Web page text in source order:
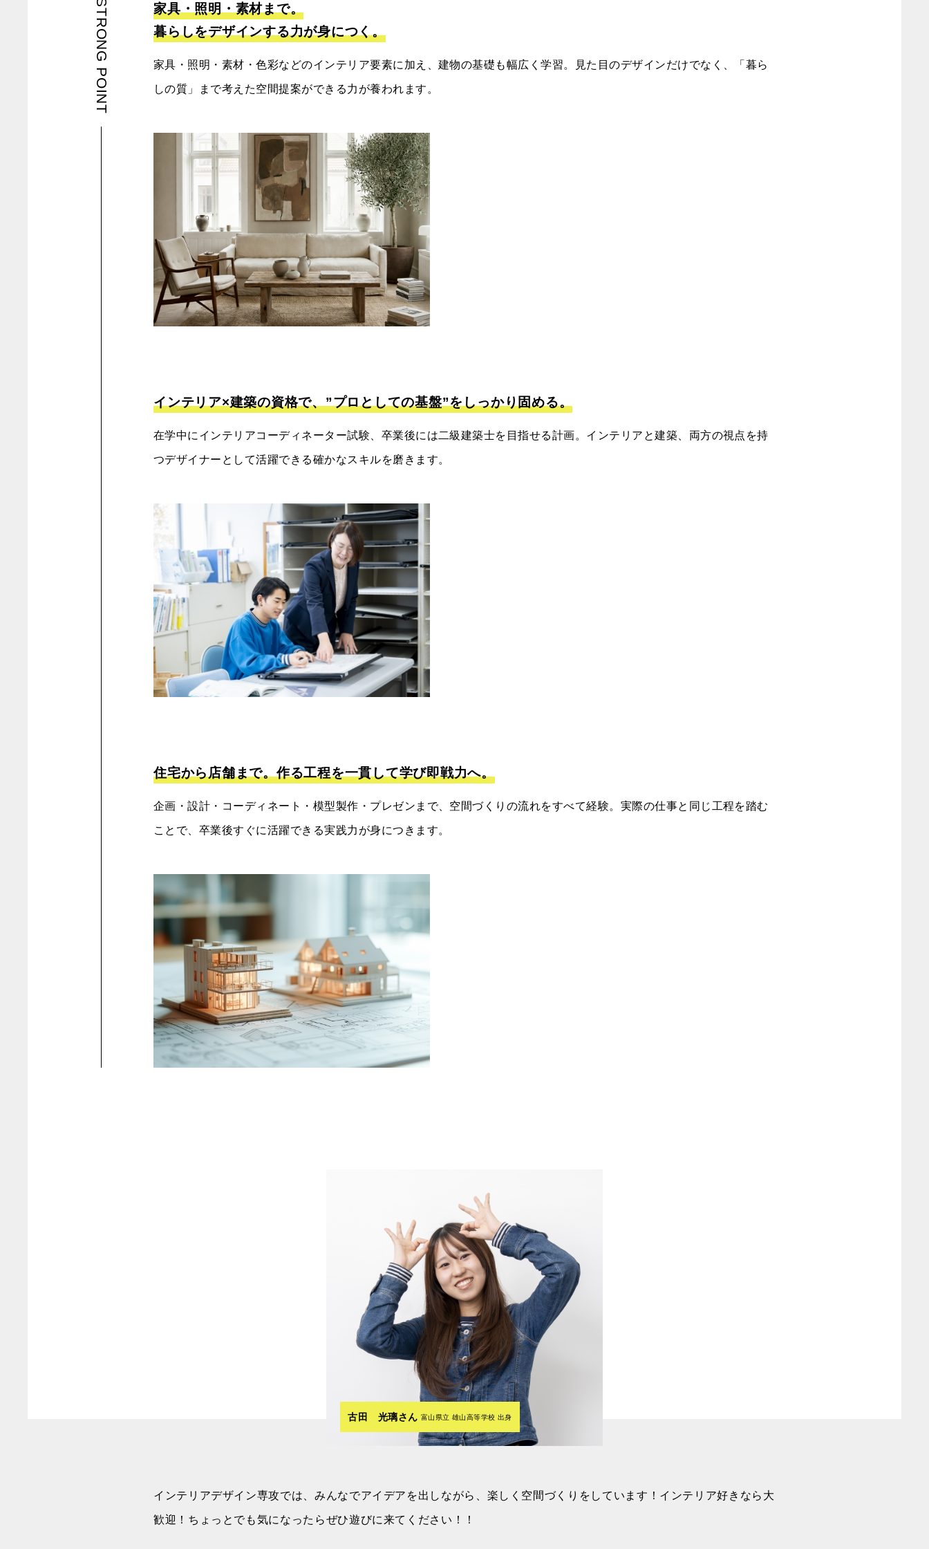
STRONG POINT
家具・照明・素材まで。
暮らしをデザインする力が身につく。
家具・照明・素材・色彩などのインテリア要素に加え、建物の基礎も幅広く学習。見た目のデザインだけでなく、「暮ら
しの質」まで考えた空間提案ができる力が養われます。
インテリア×建築の資格で、”プロとしての基盤”をしっかり固める。
在学中にインテリアコーディネーター試験、卒業後には二級建築士を目指せる計画。インテリアと建築、両方の視点を持
つデザイナーとして活躍できる確かなスキルを磨きます。
住宅から店舗まで。作る工程を一貫して学び即戦力へ。
企画・設計・コーディネート・模型製作・プレゼンまで、空間づくりの流れをすべて経験。実際の仕事と同じ工程を踏む
ことで、卒業後すぐに活躍できる実践力が身につきます。
古田 光璃さん 富山県立 雄山高等学校 出身
インテリアデザイン専攻では、みんなでアイデアを出しながら、楽しく空間づくりをしています！インテリア好きなら大
歓迎！ちょっとでも気になったらぜひ遊びに来てください！！